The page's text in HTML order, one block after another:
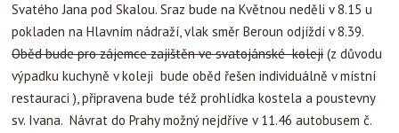
Svatého Jana pod Skalou. Sraz bude na Květnou neděli v 8.15 u
pokladen na Hlavním nádraží, vlak směr Beroun odjíždí v 8.39.
Oběd bude pro zájemce zajištěn ve svatojánské koleji (z důvodu
výpadku kuchyně v koleji bude oběd řešen individuálně v místní
restauraci ), připravena bude též prohlídka kostela a poustevny
sv. Ivana. Návrat do Prahy možný nejdříve v 11.46 autobusem č.